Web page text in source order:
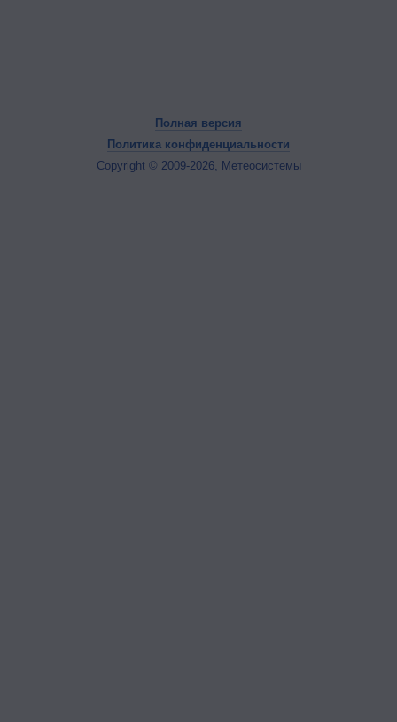
Полная версия
Политика конфиденциальности
Copyright © 2009-2026, Метеосистемы